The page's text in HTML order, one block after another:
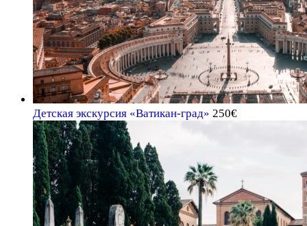
Детская экскурсия «Ватикан-град» 250€